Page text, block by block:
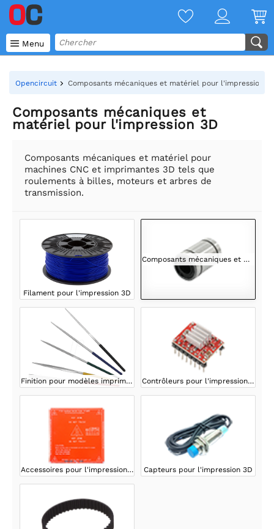
 Menu
Opencircuit Composants mécaniques et matériel pour l'impression
Composants mécaniques et
matériel pour l'impression 3D
Composants mécaniques et matériel pour
machines CNC et imprimantes 3D tels que
roulements à billes, moteurs et arbres de
transmission.
Filament pour l'impression 3D
Composants mécaniques et matériel pour l'impression 3D
Finition pour modèles imprimés en 3D Contrôleurs pour l'impression 3D
Accessoires pour l'impression 3D Capteurs pour l'impression 3D